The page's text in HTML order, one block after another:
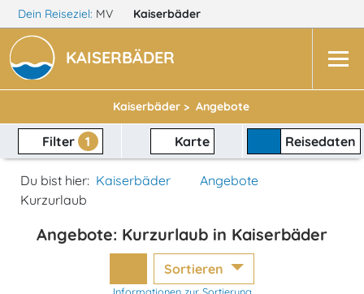
Dein Reiseziel: MV Kaiserbäder
KAISERBÄDER
Kaiserbäder > Angebote
Filter 1 Karte Reisedaten
Du bist hier: Kaiserbäder
Angebote
Kurzurlaub
Angebote: Kurzurlaub in Kaiserbäder
Sortieren